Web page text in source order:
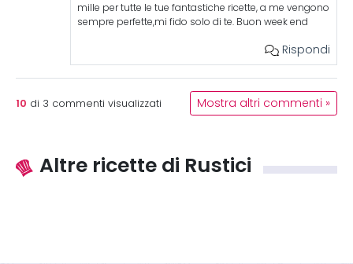
mille per tutte le tue fantastiche ricette, a me vengono
sempre perfette,mi fido solo di te. Buon week end
Rispondi
10 di 3 commenti visualizzati Mostra altri commenti »
Altre ricette di Rustici